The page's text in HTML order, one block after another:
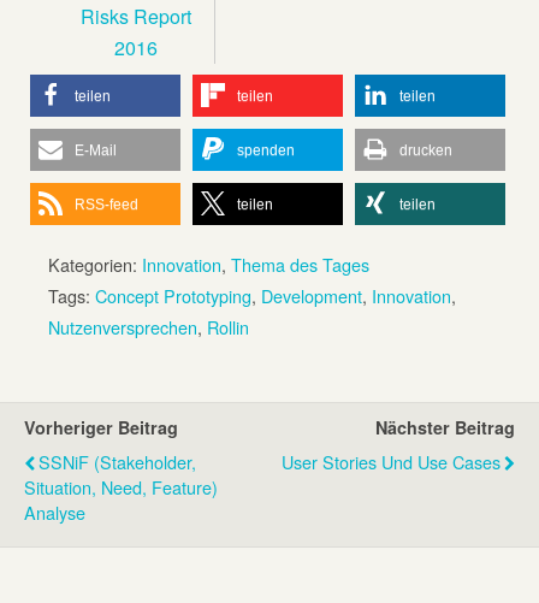
Risks Report
2016
teilen teilen teilen
E-Mail spenden drucken
RSS-feed teilen teilen
Kategorien: Innovation, Thema des Tages
Tags: Concept Prototyping, Development, Innovation,
Nutzenversprechen, Rollin
Vorheriger Beitrag
SSNiF (Stakeholder,
Situation, Need, Feature)
Analyse
Nächster Beitrag
User Stories Und Use Cases